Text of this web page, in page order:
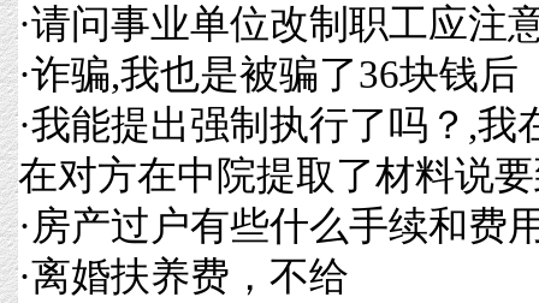
·请问事业单位改制职工应注
·诈骗,我也是被骗了36块钱后
·我能提出强制执行了吗？,我
在对方在中院提取了材料说
·房产过户有些什么手续和费
·离婚扶养费，不给